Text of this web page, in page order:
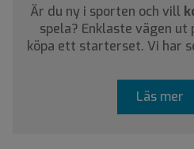
Är du ny i sporten och vill
spela? Enklaste vägen ut
köpa ett starterset. Vi har
Läs mer